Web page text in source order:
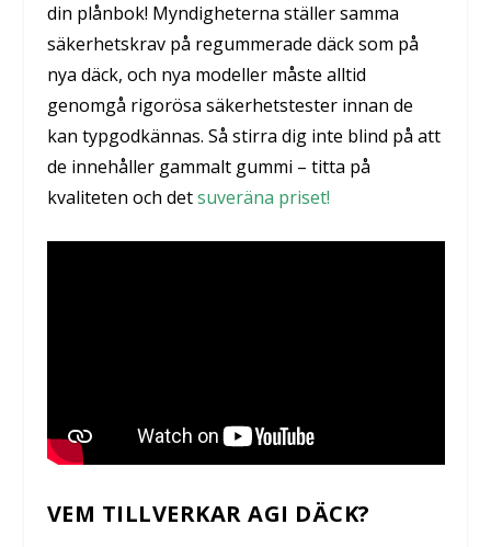
din plånbok! Myndigheterna ställer samma
säkerhetskrav på regummerade däck som på
nya däck, och nya modeller måste alltid
genomgå rigorösa säkerhetstester innan de
kan typgodkännas. Så stirra dig inte blind på att
de innehåller gammalt gummi – titta på
kvaliteten och detsuveräna priset!
VEM TILLVERKAR AGI DÄCK?